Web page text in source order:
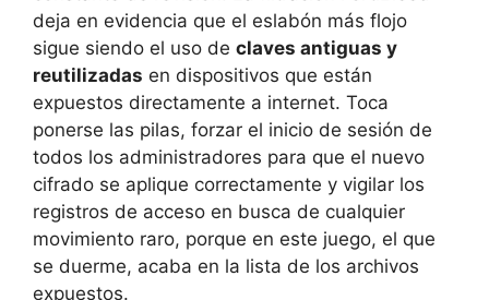
deja en evidencia que el eslabón más flojo
sigue siendo el uso de claves antiguas y
reutilizadas en dispositivos que están
expuestos directamente a internet. Toca
ponerse las pilas, forzar el inicio de sesión de
todos los administradores para que el nuevo
cifrado se aplique correctamente y vigilar los
registros de acceso en busca de cualquier
movimiento raro, porque en este juego, el que
se duerme, acaba en la lista de los archivos
expuestos.